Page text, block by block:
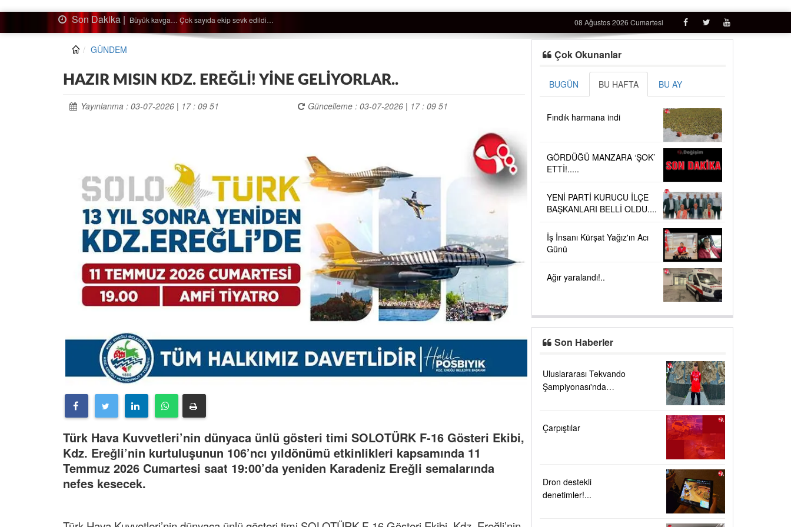
Son Dakika | Ağaçtan düştü… 08 Ağustos 2026 Cumartesi
GÜNDEM
HAZIR MISIN KDZ. EREĞLİ! YİNE GELİYORLAR..
Yayınlanma : 03-07-2026 | 17 : 09 51 Güncelleme : 03-07-2026 | 17 : 09 51
Türk Hava Kuvvetleri’nin dünyaca ünlü gösteri timi SOLOTÜRK F-16 Gösteri Ekibi,
Kdz. Ereğli’nin kurtuluşunun 106’ncı yıldönümü etkinlikleri kapsamında 11
Temmuz 2026 Cumartesi saat 19:00’da yeniden Karadeniz Ereğli semalarında
nefes kesecek.
Çok Okunanlar
BUGÜN BU HAFTA BU AY
Fındık harmana indi
GÖRDÜĞÜ MANZARA ‘ŞOK’
ETTİ!.....
YENİ PARTİ KURUCU İLÇE
BAŞKANLARI BELLİ OLDU....
İş İnsanı Kürşat Yağız'ın Acı
Günü
Ağır yaralandı!..
Son Haberler
Uluslararası Tekvando
Şampiyonası'nda
Çarpıştılar
Dron destekli
denetimler!...